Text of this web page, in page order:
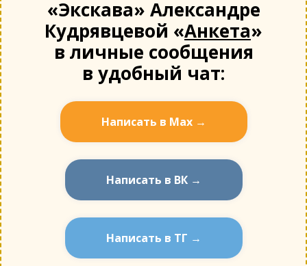
«Экскава» Александре
Кудрявцевой «Анкета»
в личные сообщения
в удобный чат:
Написать в Мах →
Написать в ВК →
Написать в ТГ →